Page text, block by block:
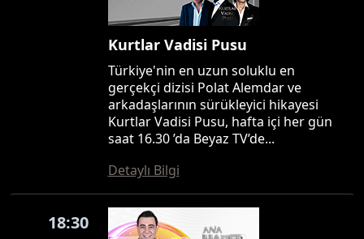
Kurtlar Vadisi Pusu
Türkiye'nin en uzun soluklu en
gerçekçi dizisi Polat Alemdar ve
arkadaşlarının sürükleyici hikayesi
Kurtlar Vadisi Pusu, hafta içi her gün
saat 16.30 ’da Beyaz TV’de...
Detaylı Bilgi
18:30